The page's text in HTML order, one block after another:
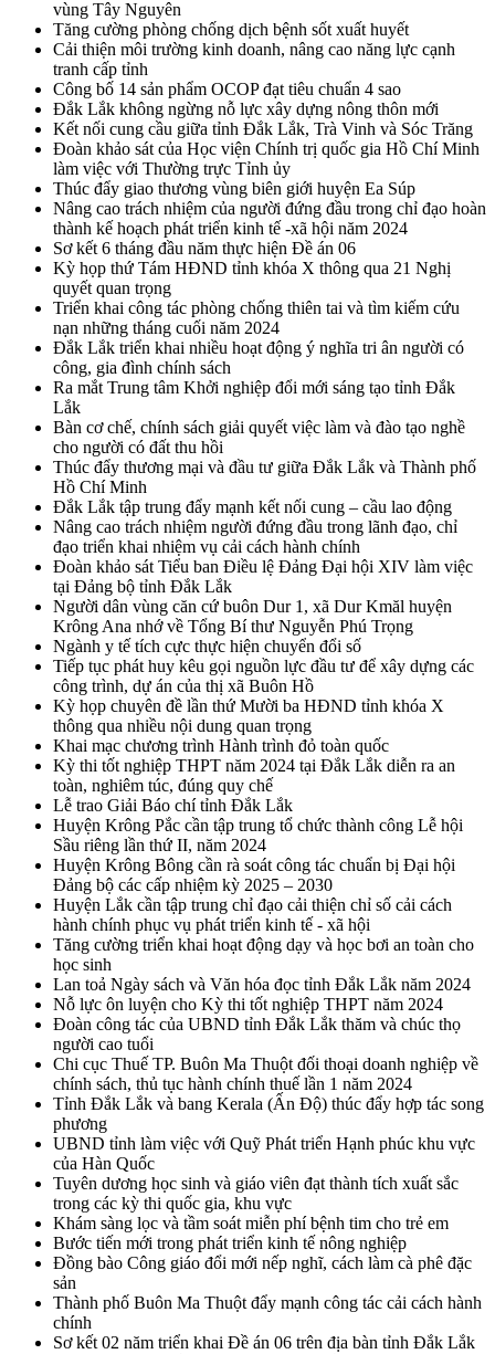
vùng Tây Nguyên
Tăng cường phòng chống dịch bệnh sốt xuất huyết
Cải thiện môi trường kinh doanh, nâng cao năng lực cạnh
tranh cấp tỉnh
Công bố 14 sản phẩm OCOP đạt tiêu chuẩn 4 sao
Đắk Lắk không ngừng nỗ lực xây dựng nông thôn mới
Kết nối cung cầu giữa tỉnh Đắk Lắk, Trà Vinh và Sóc Trăng
Đoàn khảo sát của Học viện Chính trị quốc gia Hồ Chí Minh
làm việc với Thường trực Tỉnh ủy
Thúc đẩy giao thương vùng biên giới huyện Ea Súp
Nâng cao trách nhiệm của người đứng đầu trong chỉ đạo hoàn
thành kế hoạch phát triển kinh tế -xã hội năm 2024
Sơ kết 6 tháng đầu năm thực hiện Đề án 06
Kỳ họp thứ Tám HĐND tỉnh khóa X thông qua 21 Nghị
quyết quan trọng
Triển khai công tác phòng chống thiên tai và tìm kiếm cứu
nạn những tháng cuối năm 2024
Đắk Lắk triển khai nhiều hoạt động ý nghĩa tri ân người có
công, gia đình chính sách
Ra mắt Trung tâm Khởi nghiệp đổi mới sáng tạo tỉnh Đắk
Lắk
Bàn cơ chế, chính sách giải quyết việc làm và đào tạo nghề
cho người có đất thu hồi
Thúc đẩy thương mại và đầu tư giữa Đắk Lắk và Thành phố
Hồ Chí Minh
Đắk Lắk tập trung đẩy mạnh kết nối cung – cầu lao động
Nâng cao trách nhiệm người đứng đầu trong lãnh đạo, chỉ
đạo triển khai nhiệm vụ cải cách hành chính
Đoàn khảo sát Tiểu ban Điều lệ Đảng Đại hội XIV làm việc
tại Đảng bộ tỉnh Đắk Lắk
Người dân vùng căn cứ buôn Dur 1, xã Dur Kmăl huyện
Krông Ana nhớ về Tổng Bí thư Nguyễn Phú Trọng
Ngành y tế tích cực thực hiện chuyển đổi số
Tiếp tục phát huy kêu gọi nguồn lực đầu tư để xây dựng các
công trình, dự án của thị xã Buôn Hồ
Kỳ họp chuyên đề lần thứ Mười ba HĐND tỉnh khóa X
thông qua nhiều nội dung quan trọng
Khai mạc chương trình Hành trình đỏ toàn quốc
Kỳ thi tốt nghiệp THPT năm 2024 tại Đắk Lắk diễn ra an
toàn, nghiêm túc, đúng quy chế
Lễ trao Giải Báo chí tỉnh Đắk Lắk
Huyện Krông Pắc cần tập trung tổ chức thành công Lễ hội
Sầu riêng lần thứ II, năm 2024
Huyện Krông Bông cần rà soát công tác chuẩn bị Đại hội
Đảng bộ các cấp nhiệm kỳ 2025 – 2030
Huyện Lắk cần tập trung chỉ đạo cải thiện chỉ số cải cách
hành chính phục vụ phát triển kinh tế - xã hội
Tăng cường triển khai hoạt động dạy và học bơi an toàn cho
học sinh
Lan toả Ngày sách và Văn hóa đọc tỉnh Đắk Lắk năm 2024
Nỗ lực ôn luyện cho Kỳ thi tốt nghiệp THPT năm 2024
Đoàn công tác của UBND tỉnh Đắk Lắk thăm và chúc thọ
người cao tuổi
Chi cục Thuế TP. Buôn Ma Thuột đối thoại doanh nghiệp về
chính sách, thủ tục hành chính thuế lần 1 năm 2024
Tỉnh Đắk Lắk và bang Kerala (Ấn Độ) thúc đẩy hợp tác song
phương
UBND tỉnh làm việc với Quỹ Phát triển Hạnh phúc khu vực
của Hàn Quốc
Tuyên dương học sinh và giáo viên đạt thành tích xuất sắc
trong các kỳ thi quốc gia, khu vực
Khám sàng lọc và tầm soát miễn phí bệnh tim cho trẻ em
Bước tiến mới trong phát triển kinh tế nông nghiệp
Đồng bào Công giáo đổi mới nếp nghĩ, cách làm cà phê đặc
sản
Thành phố Buôn Ma Thuột đẩy mạnh công tác cải cách hành
chính
Sơ kết 02 năm triển khai Đề án 06 trên địa bàn tỉnh Đắk Lắk